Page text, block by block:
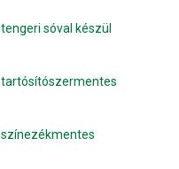
tengeri sóval készül
tartósítószermentes
színezékmentes